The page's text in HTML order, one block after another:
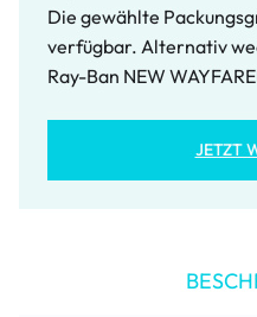
Die gewählte
verfügbar. Alternativ
Ray-Ban NEW
JETZT